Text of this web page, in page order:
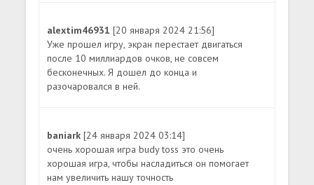
alextim46931[20 января 2024 21:56]
Уже прошел игру, экран перестает двигаться
после 10 миллиардов очков, не совсем
бесконечных. Я дошел до конца и
разочаровался в ней.
baniark[24 января 2024 03:14]
очень хорошая игра budy toss это очень
хорошая игра, чтобы насладиться он помогает
нам увеличить нашу точность